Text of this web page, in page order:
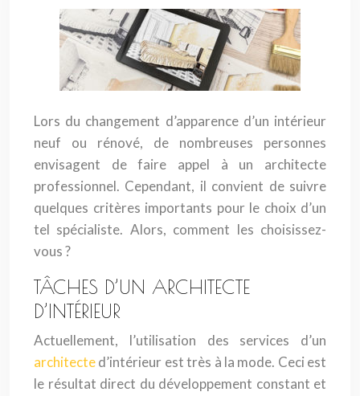
Lors du changement d’apparence d’un intérieur
neuf ou rénové, de nombreuses personnes
envisagent de faire appel à un architecte
professionnel. Cependant, il convient de suivre
quelques critères importants pour le choix d’un
tel spécialiste. Alors, comment les choisissez-
vous ?
TÂCHES D’UN ARCHITECTE
D’INTÉRIEUR
Actuellement, l’utilisation des services d’un
architected’intérieur est très à la mode. Ceci est
le résultat direct du développement constant et